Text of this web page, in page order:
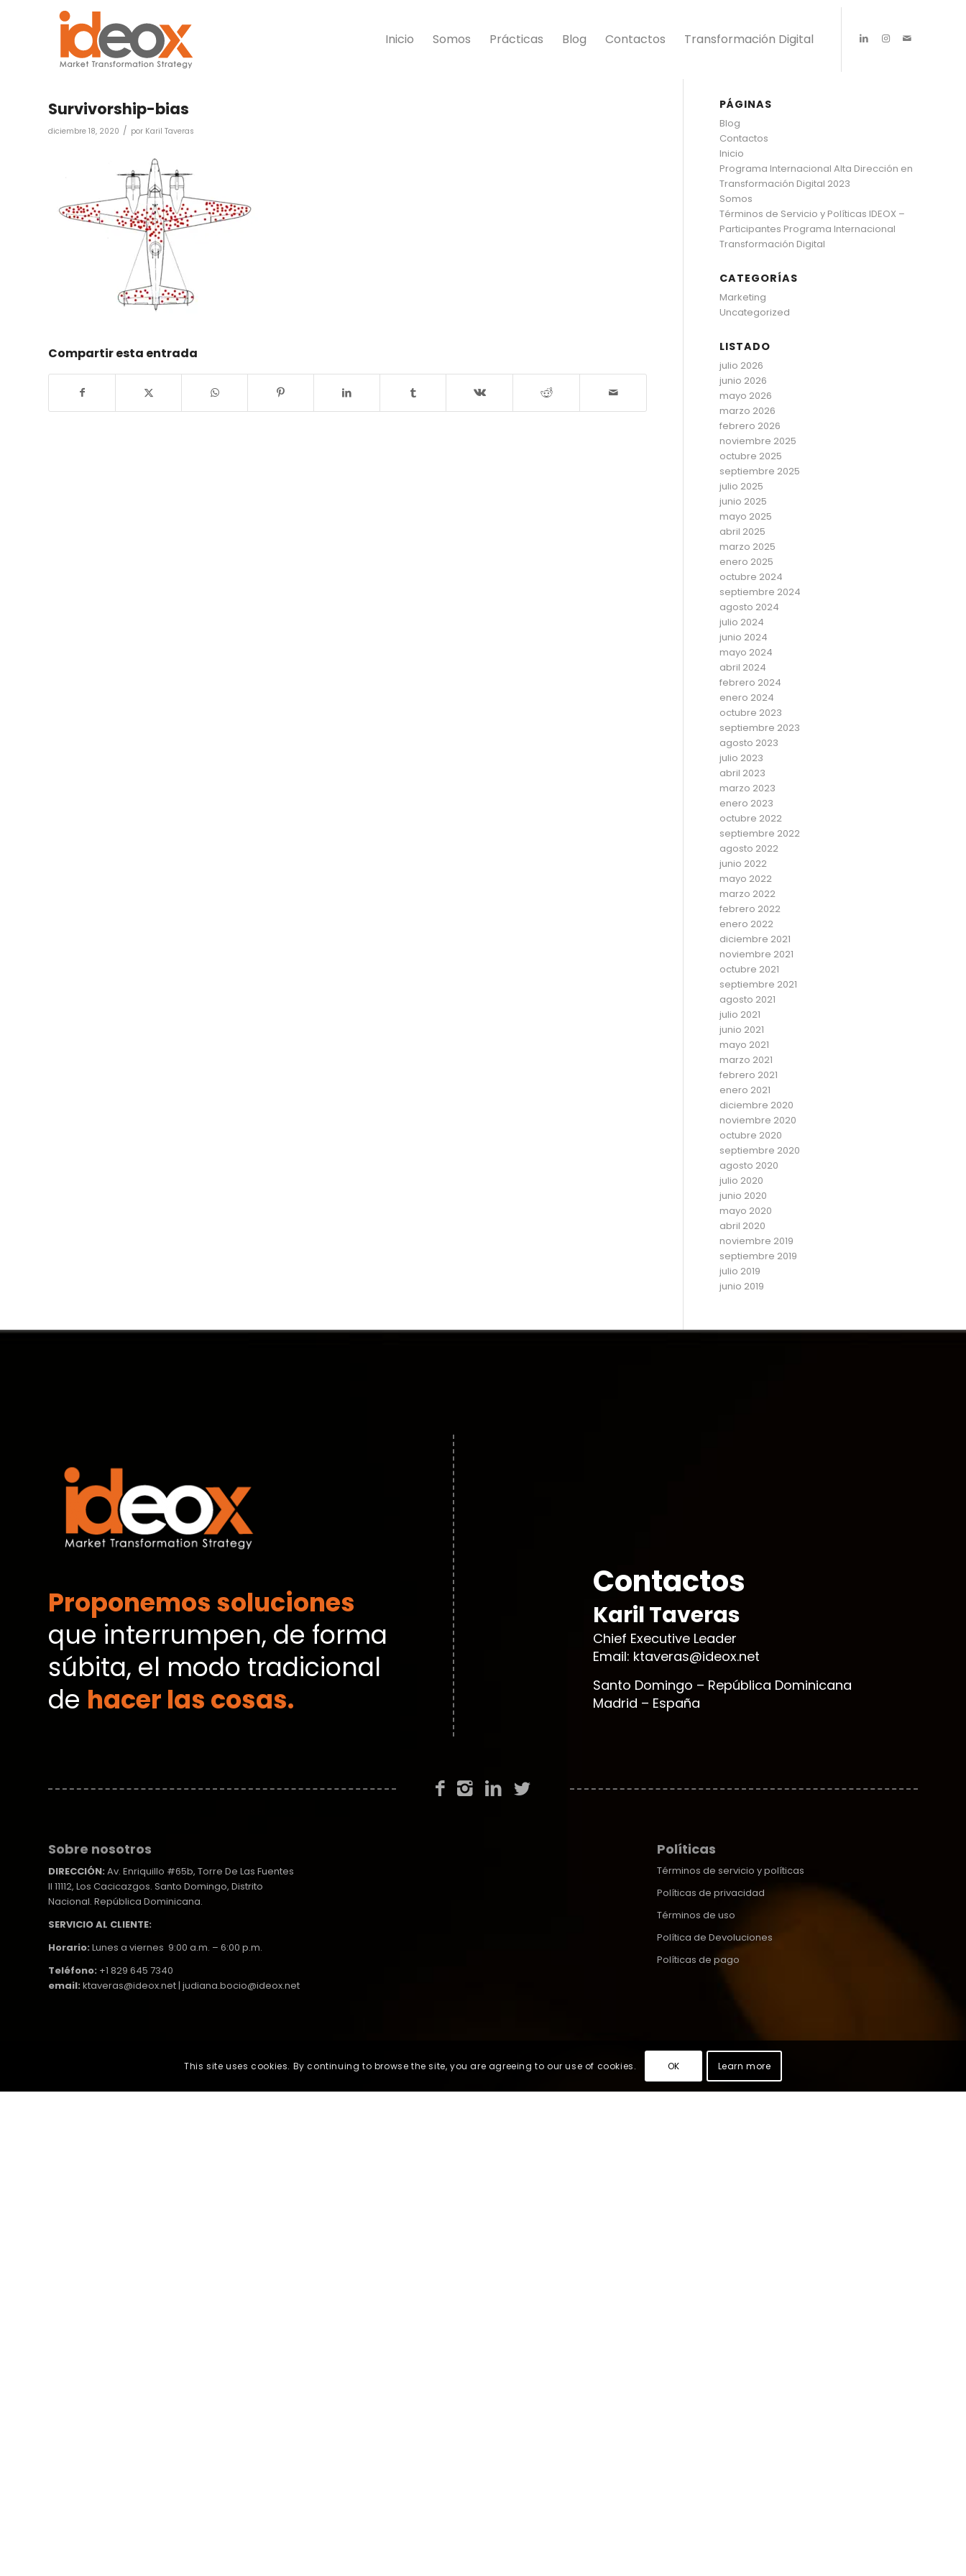
Inicio Somos Prácticas Blog Contactos Transformación Digital
Survivorship-bias
diciembre 18, 2020 / por Karil Taveras
Compartir esta entrada
PÁGINAS
Blog
Contactos
Inicio
Programa Internacional Alta Dirección en
Transformación Digital 2023
Somos
Términos de Servicio y Políticas IDEOX –
Participantes Programa Internacional
Transformación Digital
CATEGORÍAS
Marketing
Uncategorized
LISTADO
julio 2026
junio 2026
mayo 2026
marzo 2026
febrero 2026
noviembre 2025
octubre 2025
septiembre 2025
julio 2025
junio 2025
mayo 2025
abril 2025
marzo 2025
enero 2025
octubre 2024
septiembre 2024
agosto 2024
julio 2024
junio 2024
mayo 2024
abril 2024
febrero 2024
enero 2024
octubre 2023
septiembre 2023
agosto 2023
julio 2023
abril 2023
marzo 2023
enero 2023
octubre 2022
septiembre 2022
agosto 2022
junio 2022
mayo 2022
marzo 2022
febrero 2022
enero 2022
diciembre 2021
noviembre 2021
octubre 2021
septiembre 2021
agosto 2021
julio 2021
junio 2021
mayo 2021
marzo 2021
febrero 2021
enero 2021
diciembre 2020
noviembre 2020
octubre 2020
septiembre 2020
agosto 2020
julio 2020
junio 2020
mayo 2020
abril 2020
noviembre 2019
septiembre 2019
julio 2019
junio 2019
Proponemos soluciones
que interrumpen, de forma
súbita, el modo tradicional
de hacer las cosas.
Contactos
Karil Taveras
Chief Executive Leader
Email: ktaveras@ideox.net
Santo Domingo – República Dominicana
Madrid – España
Sobre nosotros
DIRECCIÓN: Av. Enriquillo #65b, Torre De Las Fuentes
II 11112, Los Cacicazgos. Santo Domingo, Distrito
Nacional. República Dominicana.
SERVICIO AL CLIENTE:
Horario: Lunes a viernes 9:00 a.m. – 6:00 p.m.
Teléfono: +1 829 645 7340
email: ktaveras@ideox.net | judiana.bocio@ideox.net
Políticas
Términos de servicio y políticas
Políticas de privacidad
Términos de uso
Política de Devoluciones
Políticas de pago
This site uses cookies. By continuing to browse the site, you are agreeing to our use of cookies. OK Learn more